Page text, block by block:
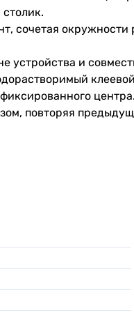
сочетая окружности
устройства и
центра.
повторяя